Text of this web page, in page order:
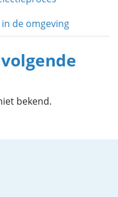
de omgeving
bekend.